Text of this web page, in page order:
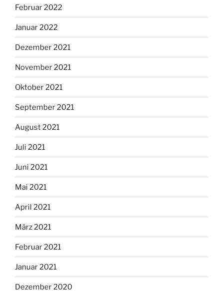
Februar 2022
Januar 2022
Dezember 2021
November 2021
Oktober 2021
September 2021
August 2021
Juli 2021
Juni 2021
Mai 2021
April 2021
März 2021
Februar 2021
Januar 2021
Dezember 2020